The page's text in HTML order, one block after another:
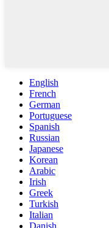
English
French
German
Portuguese
Spanish
Russian
Japanese
Korean
Arabic
Irish
Greek
Turkish
Italian
Danish